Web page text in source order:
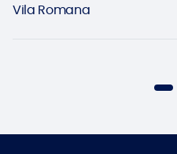
Vila Romana